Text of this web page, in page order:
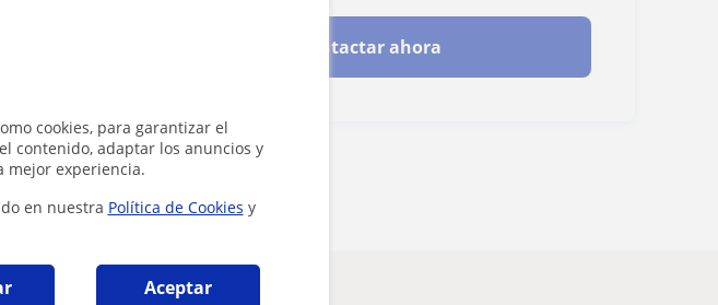
cookies, para garantizar el
contenido, adaptar los anuncios y
mejor experiencia.
en nuestra Política de Cookies y
Aceptar
Contactar ahora
perfil?Cuéntanos